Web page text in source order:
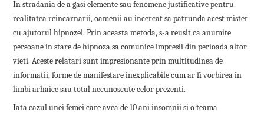
In stradania de a gasi elemente sau fenomene justificative pentru
realitatea reincarnarii, oamenii au incercat sa patrunda acest mister
cu ajutorul hipnozei. Prin aceasta metoda, s-a reusit ca anumite
persoane in stare de hipnoza sa comunice impresii din perioada altor
vieti. Aceste relatari sunt impresionante prin multitudinea de
informatii, forme de manifestare inexplicabile cum ar fi vorbirea in
limbi arhaice sau total necunoscute celor prezenti.
Iata cazul unei femei care avea de 10 ani insomnii si o teama